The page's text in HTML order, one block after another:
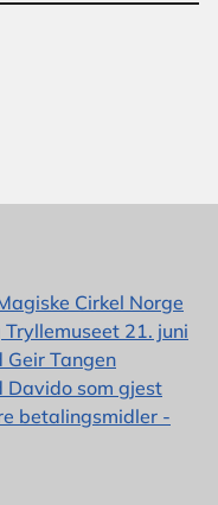
Cirkel Norge
21. juni
Tangen
Davido som gjest
betalingsmidler -